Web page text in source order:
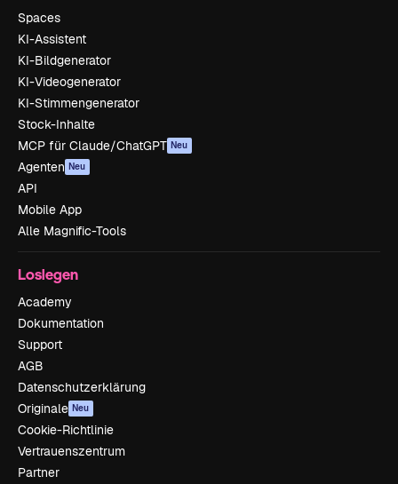
Spaces
KI-Assistent
KI-Bildgenerator
KI-Videogenerator
KI-Stimmengenerator
Stock-Inhalte
MCP für Claude/ChatGPT Neu
Agenten Neu
API
Mobile App
Alle Magnific-Tools
Loslegen
Academy
Dokumentation
Support
AGB
Datenschutzerklärung
Originale Neu
Cookie-Richtlinie
Vertrauenszentrum
Partner